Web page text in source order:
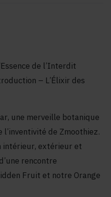
de l’Interdit
– L’Élixir des
une merveille botanique
l’inventivité de Zmoothiez.
intérieur, extérieur et
rencontre
Fruit et notre Orange